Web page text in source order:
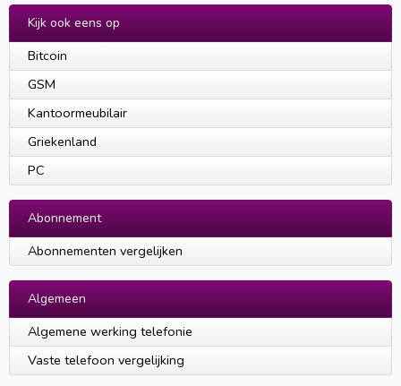
Kijk ook eens op
Bitcoin
GSM
Kantoormeubilair
Griekenland
PC
Abonnement
Abonnementen vergelijken
Algemeen
Algemene werking telefonie
Vaste telefoon vergelijking